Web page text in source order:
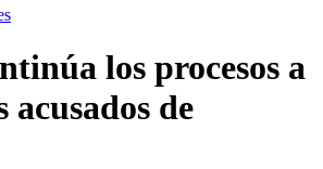
los procesos a
acusados de